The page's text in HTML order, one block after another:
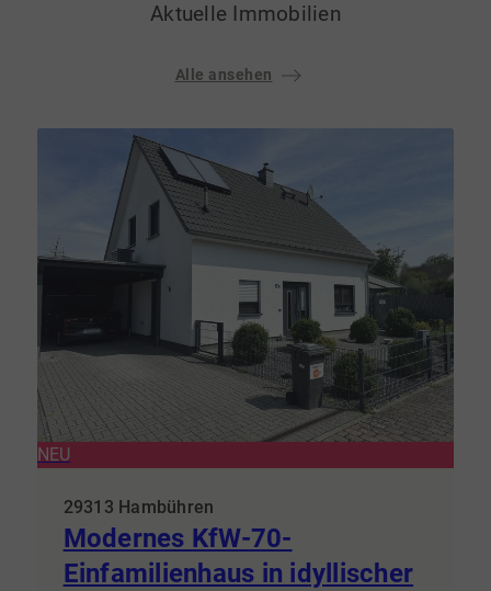
Aktuelle Immobilien
Alle ansehen
NEU
29313 Hambühren
Modernes KfW-70-
Einfamilienhaus in idyllischer